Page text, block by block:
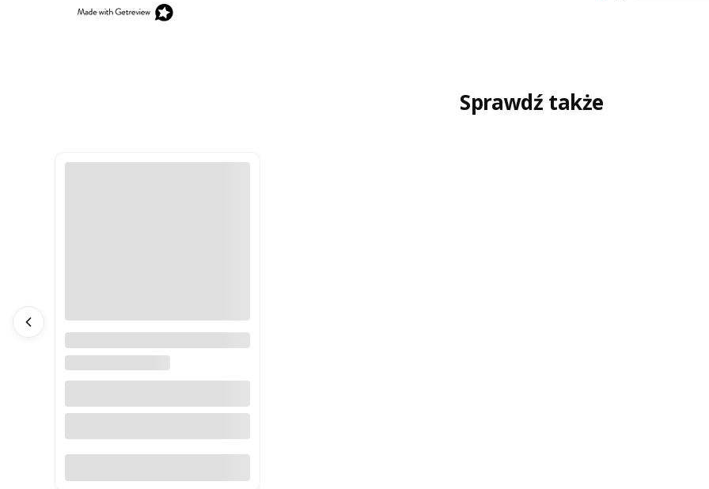
Sprawdź także
Afryka 1:8 000 000. Mapa
ścienna polityczna. MI